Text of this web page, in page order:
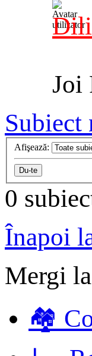
Joi
Subiect
Afişează:
0
Înapoi
Mergi la
🏘️